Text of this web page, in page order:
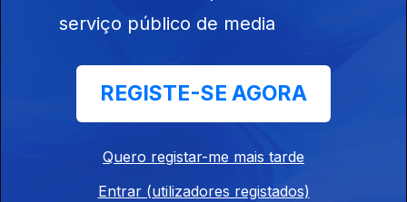
06 dez. 2017
serviço público de media
REGISTE-SE AGORA
Quero registar-me mais tarde
Entrar (utilizadores registados)